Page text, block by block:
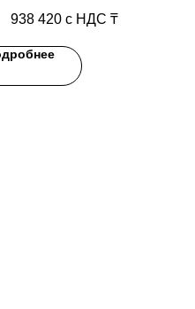
938 420 с НДС ₸